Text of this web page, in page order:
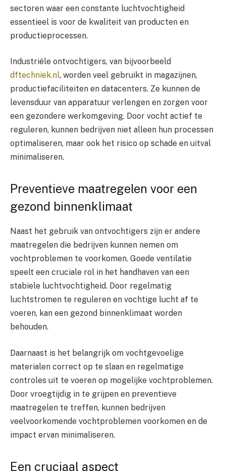
sectoren waar een constante luchtvochtigheid
essentieel is voor de kwaliteit van producten en
productieprocessen.
Industriële ontvochtigers, van bijvoorbeeld
dftechniek.nl, worden veel gebruikt in magazijnen,
productiefaciliteiten en datacenters. Ze kunnen de
levensduur van apparatuur verlengen en zorgen voor
een gezondere werkomgeving. Door vocht actief te
reguleren, kunnen bedrijven niet alleen hun processen
optimaliseren, maar ook het risico op schade en uitval
minimaliseren.
Preventieve maatregelen voor een
gezond binnenklimaat
Naast het gebruik van ontvochtigers zijn er andere
maatregelen die bedrijven kunnen nemen om
vochtproblemen te voorkomen. Goede ventilatie
speelt een cruciale rol in het handhaven van een
stabiele luchtvochtigheid. Door regelmatig
luchtstromen te reguleren en vochtige lucht af te
voeren, kan een gezond binnenklimaat worden
behouden.
Daarnaast is het belangrijk om vochtgevoelige
materialen correct op te slaan en regelmatige
controles uit te voeren op mogelijke vochtproblemen.
Door vroegtijdig in te grijpen en preventieve
maatregelen te treffen, kunnen bedrijven
veelvoorkomende vochtproblemen voorkomen en de
impact ervan minimaliseren.
Een cruciaal aspect